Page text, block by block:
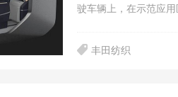
驶车辆上，在示范应
丰田纺织